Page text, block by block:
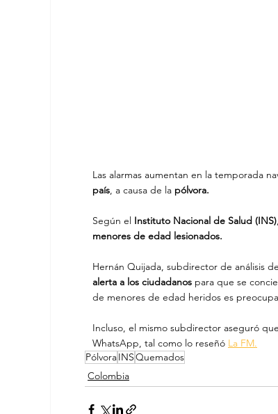
Las alarmas aumentan en la temporada
país, a causa de la pólvora.
Según el Instituto Nacional de Salud (INS)
menores de edad lesionados.
Hernán Quijada, subdirector de análisis
alerta a los ciudadanos para que se
de menores de edad heridos es
Incluso, el mismo subdirector aseguró
WhatsApp, tal como lo reseñó La FM.
PólvoraINSQuemados
Colombia